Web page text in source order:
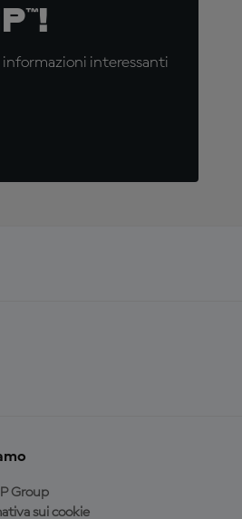
informazioni interessanti
Group
sui cookie